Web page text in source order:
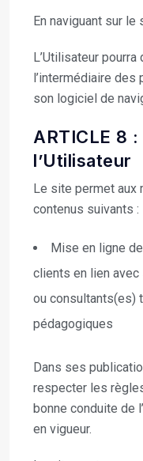
En naviguant sur le
L’Utilisateur
l’intermédiaire des
son logiciel de
ARTICLE 8
l’Utilisateur
Le site permet aux
contenus suivants :
Mise en ligne
clients en lien
ou consultants(es)
pédagogiques
Dans ses
respecter les
bonne conduite de
en vigueur.